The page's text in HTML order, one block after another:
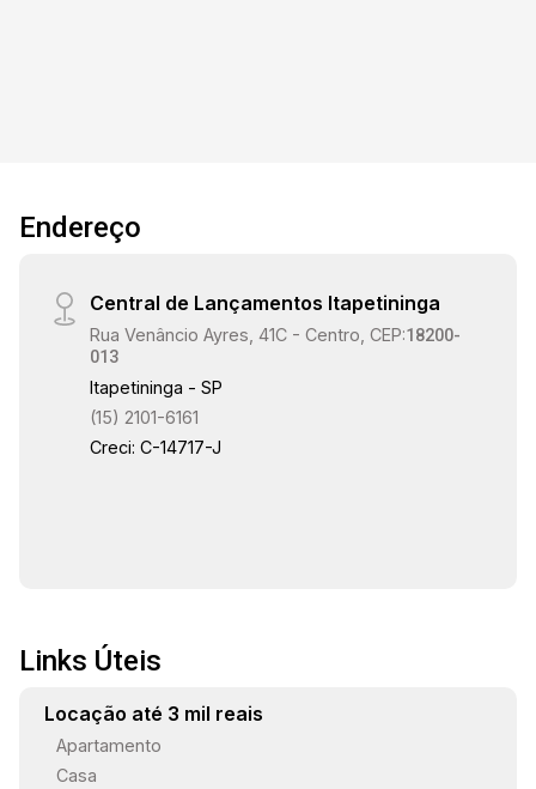
17:00
17:30
18:00
19:00
Endereço
Central de Lançamentos Itapetininga
Rua Venâncio Ayres, 41C - Centro, CEP:18200-
013
Itapetininga - SP
(15) 2101-6161
Creci: C-14717-J
Links Úteis
Locação até 3 mil reais
Apartamento
Casa